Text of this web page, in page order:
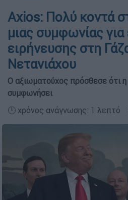
Axios: Πολύ κοντά
μιας συμφωνίας για
ειρήνευσης στη
Νετανιάχου
Ο αξιωματούχος πρόσθεσε ότι
συμφωνήσει
🕛 χρόνος ανάγνωσης: 1 λεπτό